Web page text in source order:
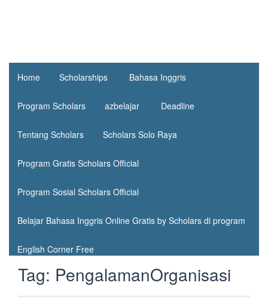
Home Scholarships Bahasa Inggris
Program Scholars azbelajar Deadline
Tentang Scholars Scholars Solo Raya
Program Gratis Scholars Official
Program Sosial Scholars Official
Belajar Bahasa Inggris Online Gratis by Scholars di program
English Corner Free
Tag: PengalamanOrganisasi